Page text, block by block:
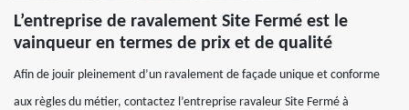
L’entreprise de ravalement Site Fermé est le
vainqueur en termes de prix et de qualité
Afin de jouir pleinement d’un ravalement de façade unique et conforme
aux règles du métier, contactez l’entreprise ravaleur Site Fermé à